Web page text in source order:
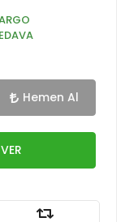
Hemen Al